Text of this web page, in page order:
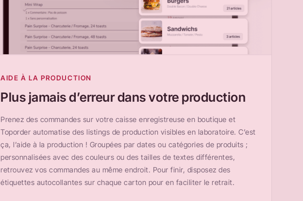
AIDE À LA PRODUCTION
Plus jamais d’erreur dans votre production
Prenez des commandes sur votre caisse enregistreuse en boutique et
Toporder automatise des listings de production visibles en laboratoire. C’est
ça, l’aide à la production ! Groupées par dates ou catégories de produits ;
personnalisées avec des couleurs ou des tailles de textes différentes,
retrouvez vos commandes au même endroit. Pour finir, disposez des
étiquettes autocollantes sur chaque carton pour en faciliter le retrait.